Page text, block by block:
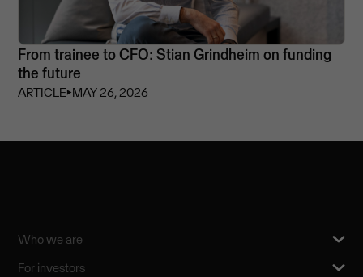
From trainee to CFO: Stian Grindheim on funding
the future
ARTICLE⏵MAY 26, 2026
Who we are
For investors